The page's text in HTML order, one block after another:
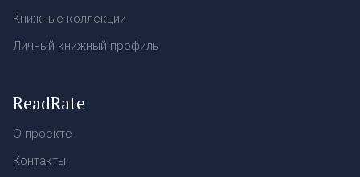
Книжные коллекции
Личный книжный профиль
ReadRate
О проекте
Контакты